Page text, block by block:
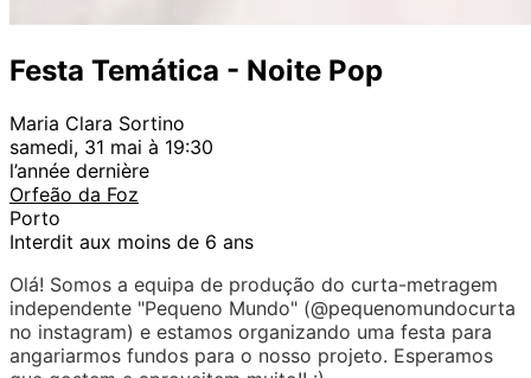
Festa Temática - Noite Pop
Maria Clara Sortino
samedi, 31 mai à 19:30
l’année dernière
Orfeão da Foz
Porto
Interdit aux moins de 6 ans
Olá! Somos a equipa de produção do curta-metragem
independente "Pequeno Mundo" (@pequenomundocurta
no instagram) e estamos organizando uma festa para
angariarmos fundos para o nosso projeto. Esperamos